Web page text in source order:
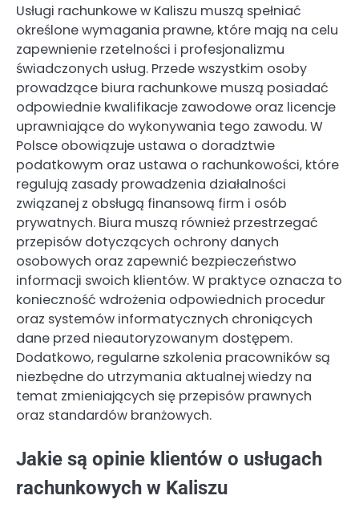
Usługi rachunkowe w Kaliszu muszą spełniać
określone wymagania prawne, które mają na celu
zapewnienie rzetelności i profesjonalizmu
świadczonych usług. Przede wszystkim osoby
prowadzące biura rachunkowe muszą posiadać
odpowiednie kwalifikacje zawodowe oraz licencje
uprawniające do wykonywania tego zawodu. W
Polsce obowiązuje ustawa o doradztwie
podatkowym oraz ustawa o rachunkowości, które
regulują zasady prowadzenia działalności
związanej z obsługą finansową firm i osób
prywatnych. Biura muszą również przestrzegać
przepisów dotyczących ochrony danych
osobowych oraz zapewnić bezpieczeństwo
informacji swoich klientów. W praktyce oznacza to
konieczność wdrożenia odpowiednich procedur
oraz systemów informatycznych chroniących
dane przed nieautoryzowanym dostępem.
Dodatkowo, regularne szkolenia pracowników są
niezbędne do utrzymania aktualnej wiedzy na
temat zmieniających się przepisów prawnych
oraz standardów branżowych.
Jakie są opinie klientów o usługach
rachunkowych w Kaliszu